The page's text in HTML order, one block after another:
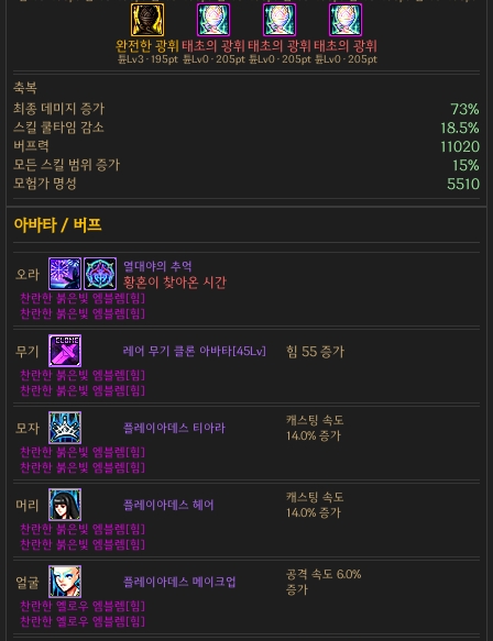
완전한 광휘
튠Lv3 · 195pt
태초의 광휘
튠Lv0 · 205pt
태초의 광휘
튠Lv0 · 205pt
태초의 광휘
튠Lv0 · 205pt
축복
최종 데미지 증가
73%
스킬 쿨타임 감소 18.5%
버프력 11020
모든 스킬 범위 증가 15%
모험가 명성 5510
오라 열대야의 추억
황혼이 찾아온 시간
찬란한 붉은빛 엠블렘[힘]
찬란한 붉은빛 엠블렘[힘]
무기 레어 무기 클론 아바타[45Lv] 힘 55 증가
찬란한 붉은빛 엠블렘[힘]
찬란한 붉은빛 엠블렘[힘]
모자 플레이아데스 티아라
캐스팅 속도
14.0% 증가
찬란한 붉은빛 엠블렘[힘]
찬란한 붉은빛 엠블렘[힘]
머리 플레이아데스 헤어
캐스팅 속도
14.0% 증가
찬란한 붉은빛 엠블렘[힘]
찬란한 붉은빛 엠블렘[힘]
얼굴 플레이아데스 메이크업
공격 속도 6.0%
증가
찬란한 옐로우 엠블렘[힘]
찬란한 옐로우 엠블렘[힘]